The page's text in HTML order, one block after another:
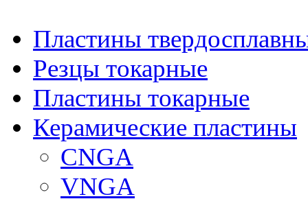
Пластины
Резцы токарные
Пластины токарные
Керамические пластины
CNGA
VNGA